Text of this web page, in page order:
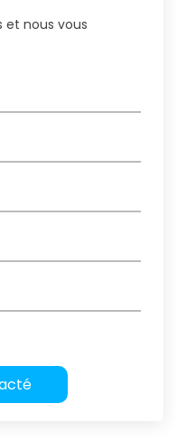
et nous vous